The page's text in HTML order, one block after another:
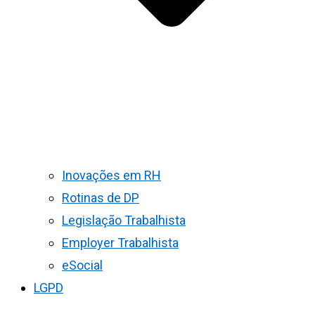
Inovações em RH
Rotinas de DP
Legislação Trabalhista
Employer Trabalhista
eSocial
LGPD